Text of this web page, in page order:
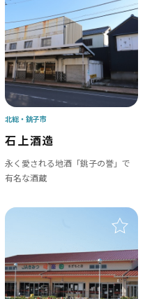
石上酒造
永く愛される地酒「銚子の誉」で
有名な酒蔵
北総 銚子市